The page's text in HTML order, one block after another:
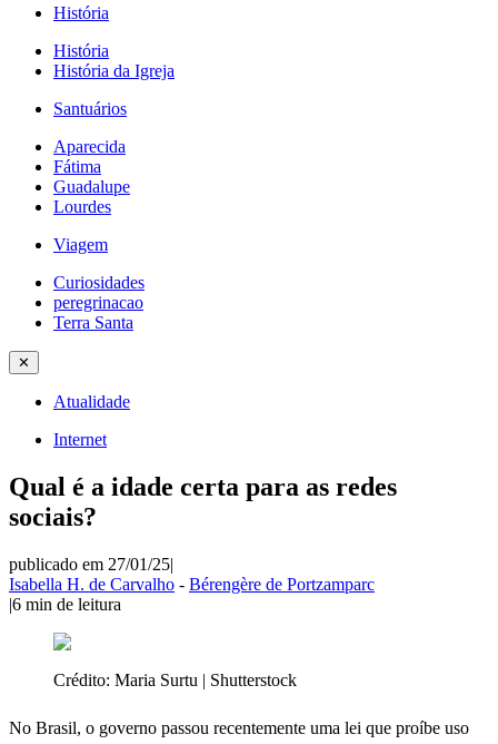
História
História
História da Igreja
Santuários
Aparecida
Fátima
Guadalupe
Lourdes
Viagem
Curiosidades
peregrinacao
Terra Santa
✕
Atualidade
Internet
Qual é a idade certa para as redes
sociais?
publicado em 27/01/25|
Isabella H. de Carvalho - Bérengère de Portzamparc
|6 min de leitura
Crédito: Maria Surtu | Shutterstock
No Brasil, o governo passou recentemente uma lei que proíbe uso